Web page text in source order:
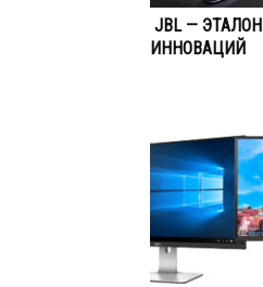
JBL —
ИННОВАЦИЙ